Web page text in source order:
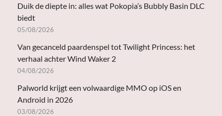
Duik de diepte in: alles wat Pokopia’s Bubbly Basin DLC
biedt
05/08/2026
Van gecanceld paardenspel tot Twilight Princess: het
verhaal achter Wind Waker 2
04/08/2026
Palworld krijgt een volwaardige MMO op iOS en
Android in 2026
03/08/2026